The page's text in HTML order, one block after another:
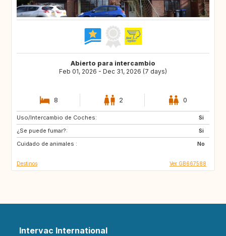
Abierto para intercambio
Feb 01, 2026 - Dec 31, 2026 (7 days)
8 2 0
Uso/Intercambio de Coches:
Si
¿Se puede fumar?:
Si
Cuidado de animales :
No
DK
NL
IE
Destinos Ver GB667588
Intervac International